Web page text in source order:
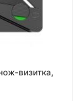
визитка,